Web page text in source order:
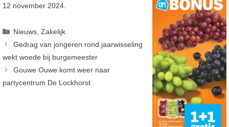
12 november 2024.
Categorieën
Nieuws,Zakelijk
Gedrag van jongeren rond jaarwisseling
wekt woede bij burgemeester
Gouwe Ouwe komt weer naar
partycentrum De Lockhorst